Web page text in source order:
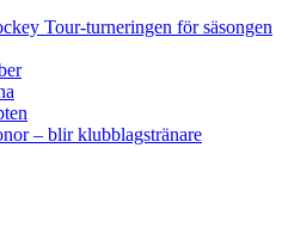
Tour-turneringen för säsongen
– blir klubblagstränare